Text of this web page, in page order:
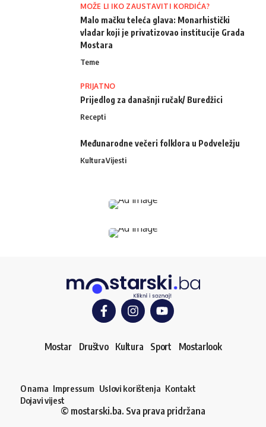
MOŽE LI IKO ZAUSTAVITI KORDIĆA?
Malo mačku teleća glava: Monarhistički
vladar koji je privatizovao institucije Grada
Mostara
Teme
PRIJATNO
Prijedlog za današnji ručak/ Buredžici
Recepti
Međunarodne večeri folklora u Podveležju
KulturaVijesti
Mostar Društvo Kultura Sport Mostarlook
O nama Impressum Uslovi korištenja Kontakt
Dojavi vijest
© mostarski.ba. Sva prava pridržana